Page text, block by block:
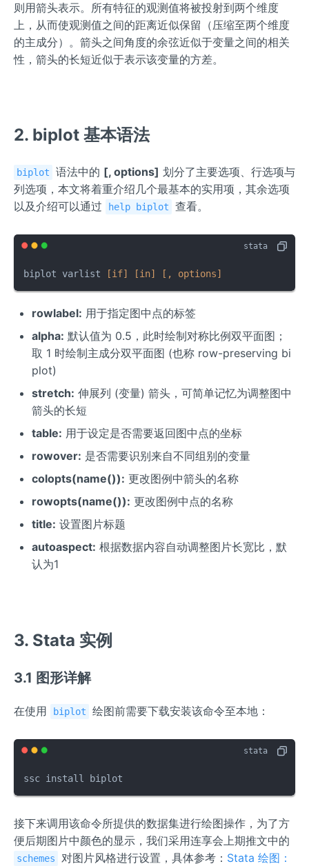
则用箭头表示。所有特征的观测值将被投射到两个维度
上，从而使观测值之间的距离近似保留（压缩至两个维度
的主成分）。箭头之间角度的余弦近似于变量之间的相关
性，箭头的长短近似于表示该变量的方差。
2. biplot 基本语法
biplot 语法中的 [, options] 划分了主要选项、行选项与
列选项，本文将着重介绍几个最基本的实用项，其余选项
以及介绍可以通过
help biplot 查看。
biplot varlist [if] [in] [, options]
rowlabel: 用于指定图中点的标签
alpha: 默认值为 0.5，此时绘制对称比例双平面图；
取 1 时绘制主成分双平面图 (也称 row-preserving bi
plot)
stretch: 伸展列 (变量) 箭头，可简单记忆为调整图中
箭头的长短
table: 用于设定是否需要返回图中点的坐标
rowover: 是否需要识别来自不同组别的变量
colopts(name()): 更改图例中箭头的名称
rowopts(name()): 更改图例中点的名称
title: 设置图片标题
autoaspect: 根据数据内容自动调整图片长宽比，默
认为1
3. Stata 实例
3.1 图形详解
在使用 biplot 绘图前需要下载安装该命令至本地：
ssc install biplot
接下来调用该命令所提供的数据集进行绘图操作，为了方
便后期图片中颜色的显示，我们采用连享会上期推文中的
schemes 对图片风格进行设置，具体参考： Stata 绘图：